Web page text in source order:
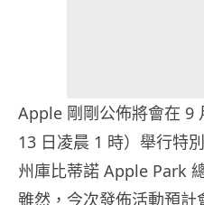
Apple 剛剛公佈將會在 9
13 日凌晨 1 時）舉行特
州庫比蒂諾 Apple Park
雖然，今次發佈活動預